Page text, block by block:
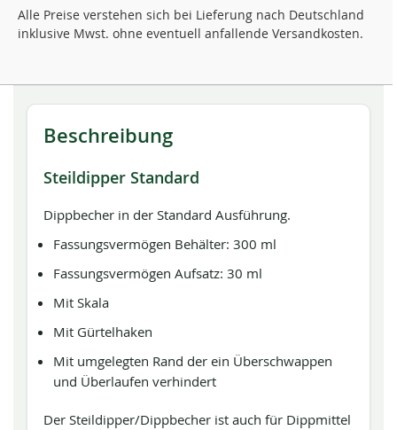
Alle Preise verstehen sich bei Lieferung nach Deutschland
inklusive Mwst. ohne eventuell anfallende Versandkosten.
Beschreibung
Steildipper Standard
Dippbecher in der Standard Ausführung.
Fassungsvermögen Behälter: 300 ml
Fassungsvermögen Aufsatz: 30 ml
Mit Skala
Mit Gürtelhaken
Mit umgelegten Rand der ein Überschwappen
und Überlaufen verhindert
Der Steildipper/Dippbecher ist auch für Dippmittel